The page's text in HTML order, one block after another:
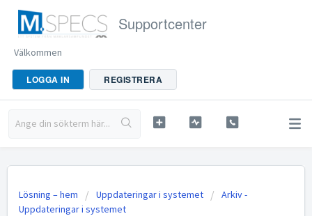
Supportcenter
Välkommen
LOGGA IN REGISTRERA
Lösning – hem Uppdateringar i systemet
Arkiv -
Uppdateringar i systemet